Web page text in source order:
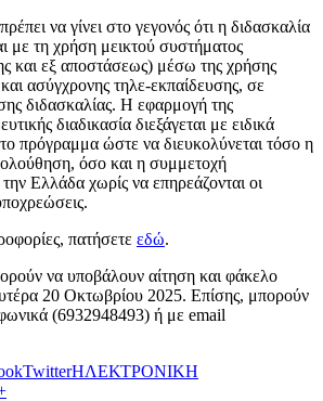
να γίνει στο γεγονός ότι η διδασκαλία
με τη χρήση μεικτού συστήματος
και εξ αποστάσεως) μέσω της χρήσης
ασύγχρονης τηλε-εκπαίδευσης, σε
διδασκαλίας. Η εφαρμογή της
διαδικασία διεξάγεται με ειδικά
πρόγραμμα ώστε να διευκολύνεται τόσο η
όσο και η συμμετοχή
Ελλάδα χωρίς να επηρεάζονται οι
πατήσετε εδώ.
να υποβάλουν αίτηση και φάκελο
20 Οκτωβρίου 2025. Επίσης, μπορούν
(6932948493) ή με email
TwitterΗΛΕΚΤΡΟΝΙΚΗ